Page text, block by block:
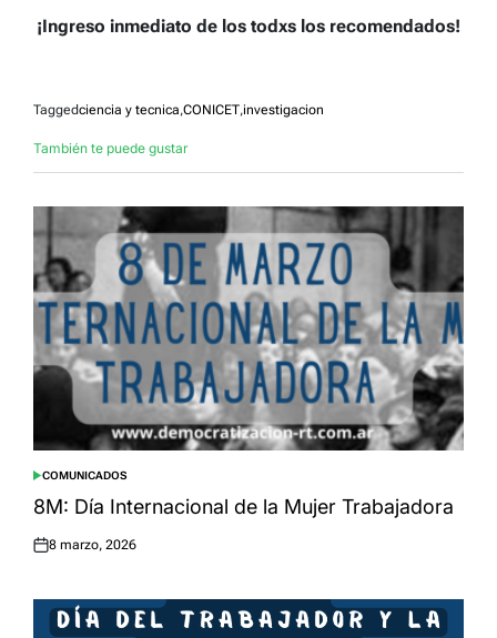
¡Ingreso inmediato de los todxs los recomendados!
Taggedciencia y tecnica,CONICET,investigacion
También te puede gustar
POSTED
IN
COMUNICADOS
8M: Día Internacional de la Mujer Trabajadora
Posted
8 marzo, 2026